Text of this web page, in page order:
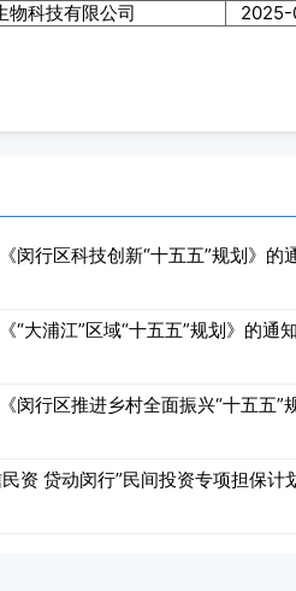
物科技有限公司
闵行区科技创新“十五五”规划》的
“大浦江”区域“十五五”规划》的通
闵行区推进乡村全面振兴“十五五”
资 贷动闵行”民间投资专项担保计